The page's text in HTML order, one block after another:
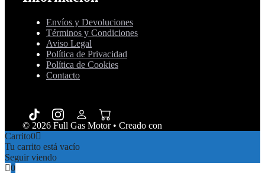
Envíos y Devoluciones
Términos y Condiciones
Aviso Legal
Política de Privacidad
Política de Cookies
Contacto
© 2026 Full Gas Motor• Creado con
Carrito0
Tu carrito está vacío
Seguir viendo
0